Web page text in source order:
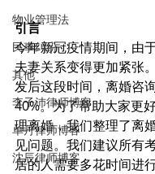
物业管理法
民事纠纷
其他
李子沛律师博客
单丹律师博客
沈辰律师博客
引言
今年新冠疫情期间，由
夫妻关系变得更加紧张
发后这段时间，离婚咨
40%。为了帮助大家更
理离婚，我们整理了离
见问题。我们建议所有
居的人需要多花时间进